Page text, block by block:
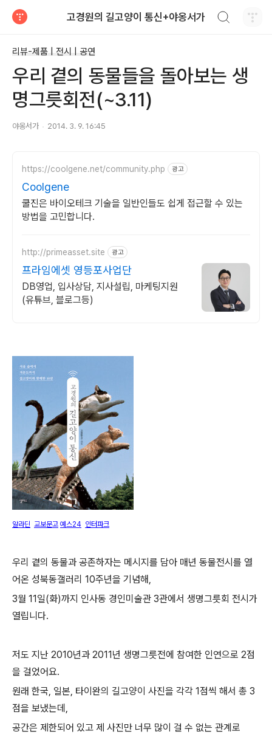
고경원의 길고양이 통신+야옹서가
리뷰-제품 | 전시 | 공연
우리 곁의 동물들을 돌아보는 생
명그릇회전(~3.11)
야옹서가 2014. 3. 9. 16:45
https://coolgene.net/community.php 광고
Coolgene
쿨진은 바이오테크 기술을 일반인들도 쉽게 접근할 수 있는
방법을 고민합니다.
http://primeasset.site 광고
프라임에셋 영등포사업단
DB영업, 입사상담, 지사설립, 마케팅지원
(유튜브, 블로그등)
알라딘 교보문고 예스24 인터파크
우리 곁의 동물과 공존하자는 메시지를 담아 매년 동물전시를 열
어온 성북동갤러리 10주년을 기념해,
3월 11일(화)까지 인사동 경인미술관 3관에서 생명그릇회 전시가
열립니다.
저도 지난 2010년과 2011년 생명그릇전에 참여한 인연으로 2점
을 걸었어요.
원래 한국, 일본, 타이완의 길고양이 사진을 각각 1점씩 해서 총 3
점을 보냈는데,
공간은 제한되어 있고 제 사진만 너무 많이 걸 수 없는 관계로